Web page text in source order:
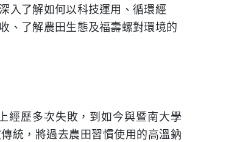
入了解如何以科技運用、循環經
、了解農田生態及福壽螺對環境的
經歷多次失敗，到如今與暨南大學
統，將過去農田習慣使用的高溫鈉